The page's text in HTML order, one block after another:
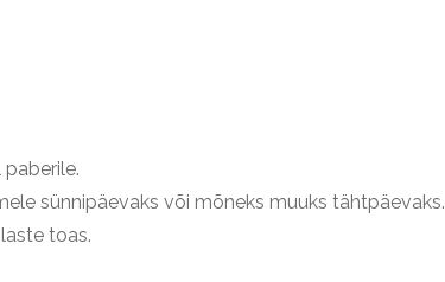
sünnipäevaks või mõneks muuks tähtpäevaks.
toas.